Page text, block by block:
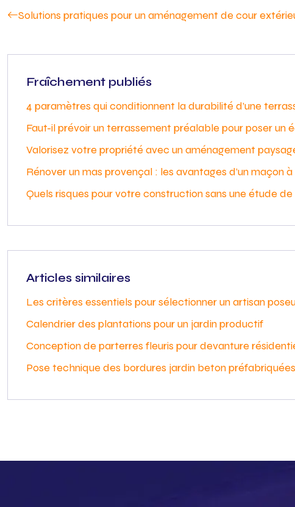
Solutions pratiques pour un aménagement de cour
Fraîchement publiés
4 paramètres qui conditionnent la durabilité d’une
Faut-il prévoir un terrassement préalable pour poser un
Valorisez votre propriété avec un aménagement
Rénover un mas provençal : les avantages d’un maçon
Quels risques pour votre construction sans une étude
Articles similaires
Les critères essentiels pour sélectionner un artisan
Calendrier des plantations pour un jardin productif
Conception de parterres fleuris pour devanture
Pose technique des bordures jardin beton préfabriquées